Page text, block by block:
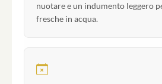
nuotare e un indumento leggero
fresche in acqua.